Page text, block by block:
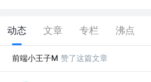
动态 文章 专栏 沸点
前端小王子M 赞了这篇文章